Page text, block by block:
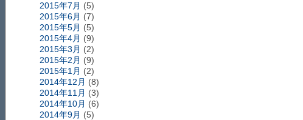
2015年7月 (5)
2015年6月 (7)
2015年5月 (5)
2015年4月 (9)
2015年3月 (2)
2015年2月 (9)
2015年1月 (2)
2014年12月 (8)
2014年11月 (3)
2014年10月 (6)
2014年9月 (5)